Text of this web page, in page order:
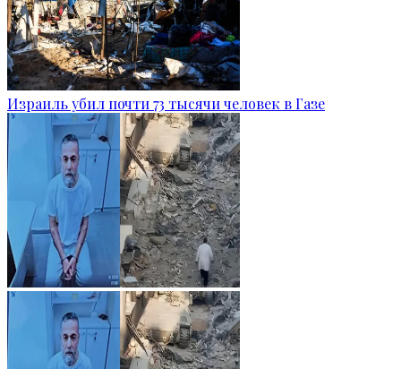
Израиль убил почти 73 тысячи человек в Газе